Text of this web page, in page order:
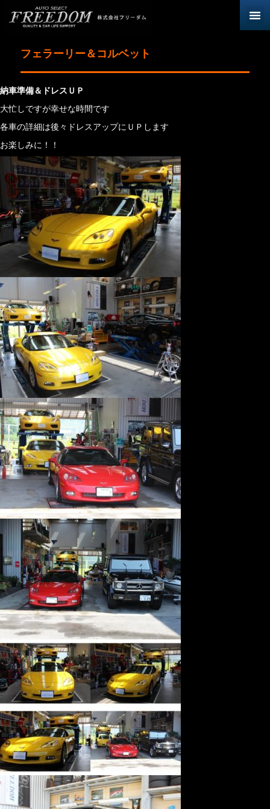
フェラーリー＆コルベット
納車準備＆ドレスＵＰ
大忙しですが幸せな時間です
各車の詳細は後々ドレスアップにＵＰします
お楽しみに！！